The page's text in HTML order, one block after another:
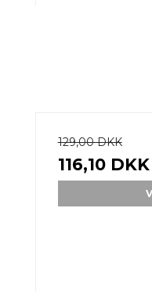
129,00 DKK
116,10 DKK